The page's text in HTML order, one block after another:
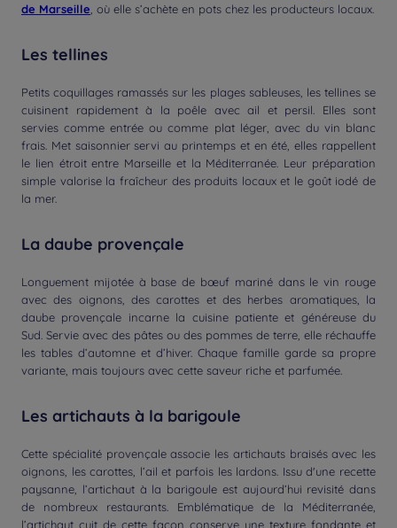
de Marseille, où elle s’achète en pots chez les producteurs locaux.
Les tellines
Petits coquillages ramassés sur les plages sableuses, les tellines se
cuisinent rapidement à la poêle avec ail et persil. Elles sont
servies comme entrée ou comme plat léger, avec du vin blanc
frais. Met saisonnier servi au printemps et en été, elles rappellent
le lien étroit entre Marseille et la Méditerranée. Leur préparation
simple valorise la fraîcheur des produits locaux et le goût iodé de
la mer.
La daube provençale
Longuement mijotée à base de bœuf mariné dans le vin rouge
avec des oignons, des carottes et des herbes aromatiques, la
daube provençale incarne la cuisine patiente et généreuse du
Sud. Servie avec des pâtes ou des pommes de terre, elle réchauffe
les tables d’automne et d’hiver. Chaque famille garde sa propre
variante, mais toujours avec cette saveur riche et parfumée.
Les artichauts à la barigoule
Cette spécialité provençale associe les artichauts braisés avec les
oignons, les carottes, l’ail et parfois les lardons. Issu d'une recette
paysanne, l’artichaut à la barigoule est aujourd’hui revisité dans
de nombreux restaurants. Emblématique de la Méditerranée,
l’artichaut cuit de cette façon conserve une texture fondante et